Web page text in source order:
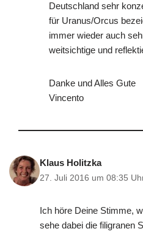
Deutschland sehr
für Uranus/Orcus
immer wieder auch
weitsichtige und
Danke und Alles Gute
Vincento
Klaus Holitzka
27. Juli 2016 um 08:35
Ich höre Deine Stimme,
sehe dabei die filigranen